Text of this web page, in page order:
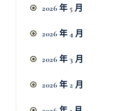
2026 年 5 月
2026 年 4 月
2026 年 3 月
2026 年 2 月